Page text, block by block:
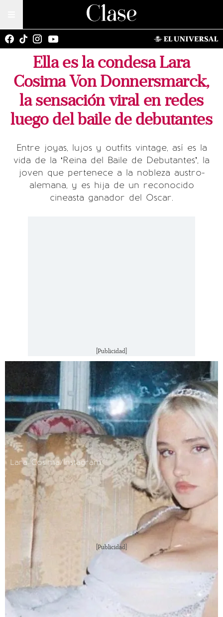
Ella es la condesa Lara
Cosima Von Donnersmarck,
la sensación viral en redes
luego del baile de debutantes
Entre joyas, lujos y outfits vintage, así es la
vida de la ‘Reina del Baile de Debutantes’, la
joven que pertenece a la nobleza austro-
alemana, y es hija de un reconocido
cineasta ganador del Oscar.
[Publicidad]
Lara Cosima/Instagram.
[Publicidad]